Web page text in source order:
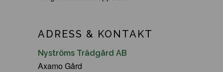
ADRESS & KONTAKT
Nyströms Trädgård AB
Axamo Gård